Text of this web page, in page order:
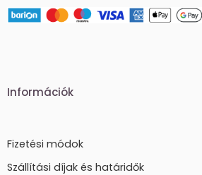
Információk
Fizetési módok
Szállítási díjak és határidők